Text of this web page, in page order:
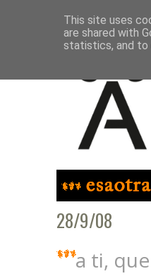
28/9/08
a ti,
This site uses
are shared with
statistics, and to